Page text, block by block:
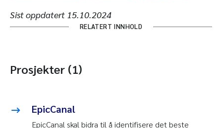
Sist oppdatert 15.10.2024
RELATERT INNHOLD
Prosjekter (1)
EpicCanal
EpicCanal skal bidra til å identifisere det beste